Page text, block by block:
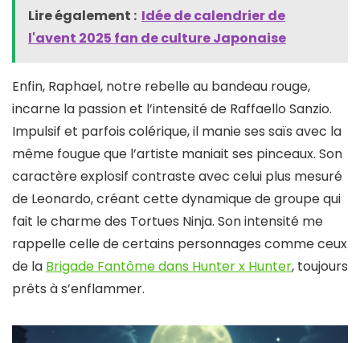
Lire également : Idée de calendrier de
l'avent 2025 fan de culture Japonaise​
Enfin, Raphael, notre rebelle au bandeau rouge,
incarne la passion et l’intensité de Raffaello Sanzio.
Impulsif et parfois colérique, il manie ses saïs avec la
même fougue que l’artiste maniait ses pinceaux. Son
caractère explosif contraste avec celui plus mesuré
de Leonardo, créant cette dynamique de groupe qui
fait le charme des Tortues Ninja. Son intensité me
rappelle celle de certains personnages comme ceux
de la Brigade Fantôme dans Hunter x Hunter, toujours
prêts à s’enflammer.